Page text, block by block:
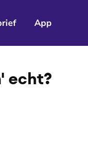
App
©Lisa den Teuling
echt?